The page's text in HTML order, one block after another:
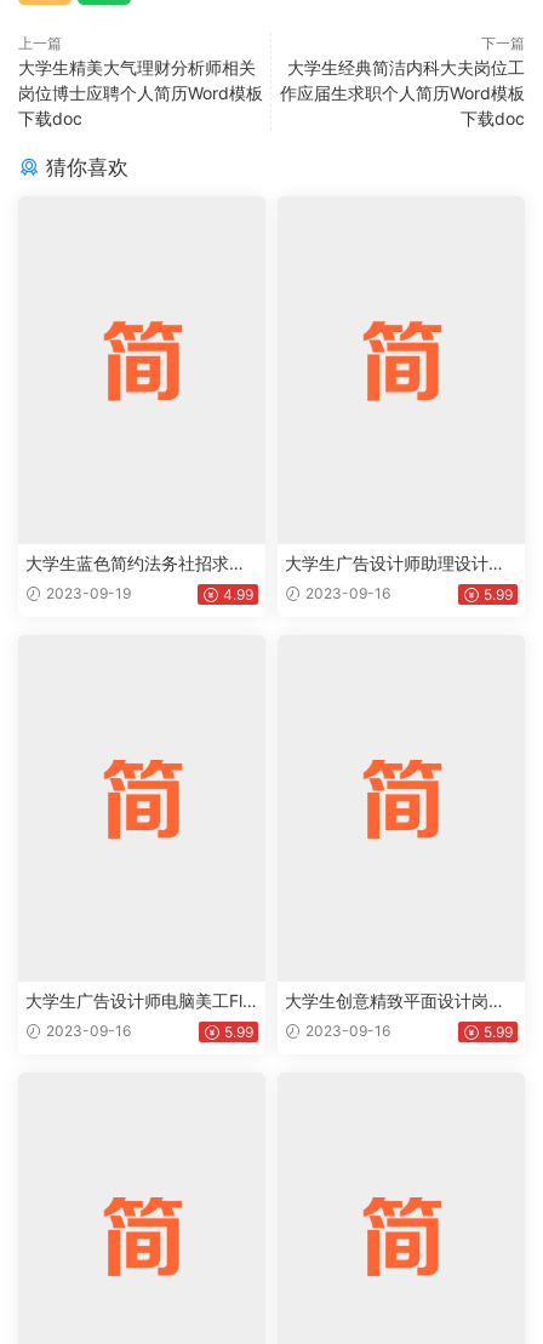
上一篇
大学生精美大气理财分析师相关
岗位博士应聘个人简历Word模板
下载doc
下一篇
大学生经典简洁内科大夫岗位工
作应届生求职个人简历Word模板
下载doc
猜你喜欢
大学生蓝色简约法务社招求职
word简历下载doc
2023-09-19 4.99
大学生广告设计师助理设计师
网页设计师相关岗位个人工作
2023-09-16 5.99
大学生广告设计师电脑美工Fla
sh设计相关岗位个人工作简历
2023-09-16 5.99
大学生创意精致平面设计岗位
个人求职简历Word模板下载do
2023-09-16 5.99